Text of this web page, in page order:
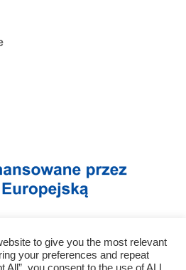
odzwierciedlają poglądy i opinie
Agencji (NA). Unia Europejska ani NA nie
to give you the most relevant
your preferences and repeat